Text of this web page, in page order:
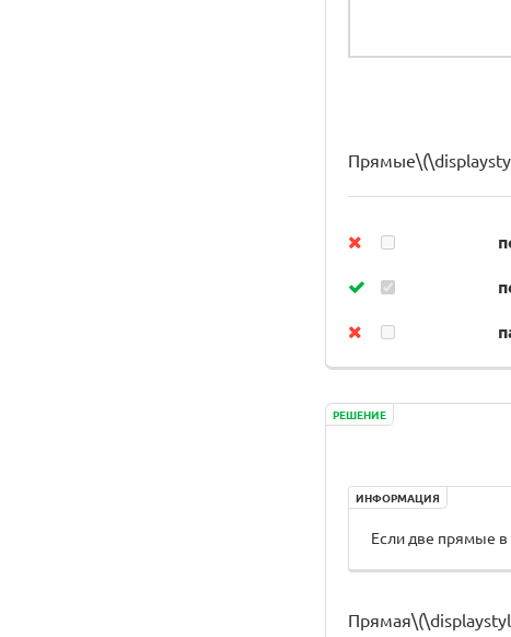
РЕШЕНИЕ
ИНФОРМАЦИЯ
Если две прямые в